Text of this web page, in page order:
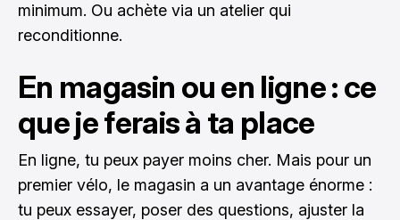
minimum. Ou achète via un atelier qui
reconditionne.
En magasin ou en ligne : ce
que je ferais à ta place
En ligne, tu peux payer moins cher. Mais pour un
premier vélo, le magasin a un avantage énorme :
tu peux essayer, poser des questions, ajuster la